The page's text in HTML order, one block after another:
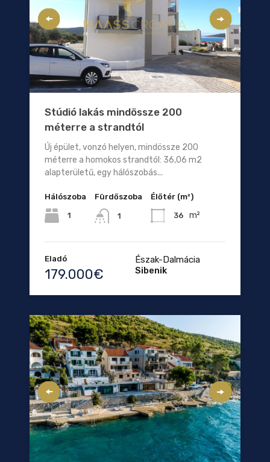
Stúdió lakás mindössze 200
méterre a strandtól
Új épület, vonzó helyen, mindössze 200
méterre a homokos strandtól: 36,06 m2
alapterületű, egy hálószobás...
Hálószoba
1
Fürdőszoba
1
Élőtér (m²)
36 m²
Eladó
179.000€
Észak-Dalmácia
Sibenik